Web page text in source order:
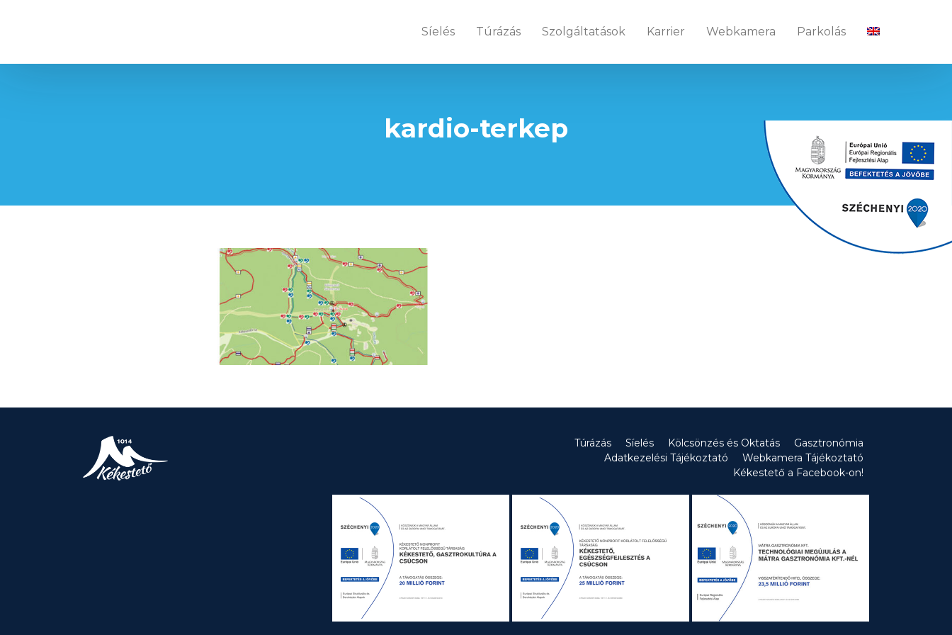
Síelés Túrázás Szolgáltatások Karrier Webkamera Parkolás
kardio-terkep
Túrázás Síelés Kölcsönzés és Oktatás
Gasztronómia
Adatkezelési Tájékoztató
Webkamera Tájékoztató
Kékestető a Facebook-on!